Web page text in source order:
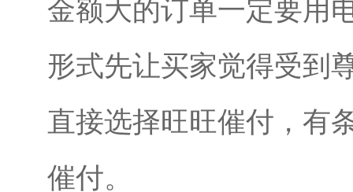
金额大的订单一定要用
形式先让买家觉得受到
直接选择旺旺催付，有
催付。